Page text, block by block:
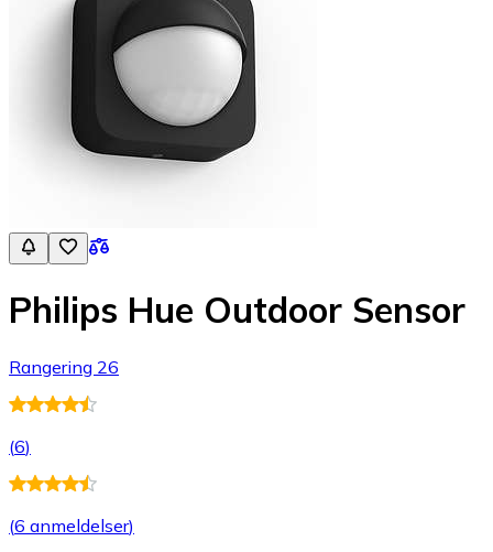
Philips Hue Outdoor Sensor
Rangering 26
(6)
(6 anmeldelser)